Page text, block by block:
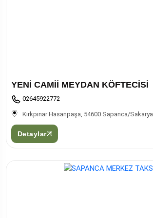
YENİ CAMİİ MEYDAN KÖFTECİSİ
02645922772
Kırkpınar Hasanpaşa, 54600 Sapanca/Sakarya
Detaylar